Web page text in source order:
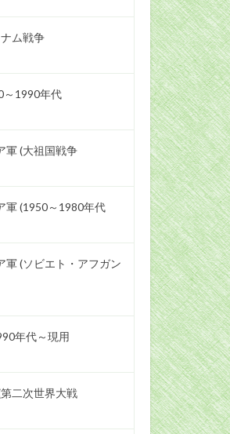
ム戦争
～1990年代
軍 (大祖国戦争
軍 (1950～1980年代
軍 (ソビエト・アフガン
年代～現用
二次世界大戦